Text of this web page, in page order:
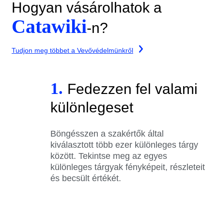
Hogyan vásárolhatok a
Catawiki-n?
Tudjon meg többet a Vevővédelmünkről
1. Fedezzen fel valami
különlegeset
Böngésszen a szakértők által
kiválasztott több ezer különleges tárgy
között. Tekintse meg az egyes
különleges tárgyak fényképeit, részleteit
és becsült értékét.